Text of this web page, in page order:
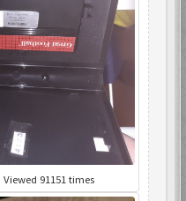
Viewed 91151 times